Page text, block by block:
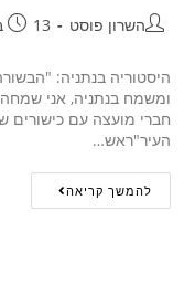
השרון פוסט 13 בינואר 2014
היסטוריה בנתניה:
ומשמח בנתניה, אני
חברי מועצה עם כישורים
העיר"ראש…
להמשך קריאה